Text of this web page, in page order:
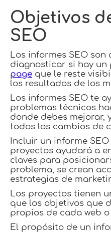
Objetivos
SEO
Los informes SEO
diagnosticar si hay un
page que le reste
los resultados de los
Los informes SEO te
problemas técnicos
donde debes mejorar,
todos los cambios de
Incluir un informe
proyectos ayudará a
claves para
problema, se crean
estrategias de
Los proyectos tienen
que los objetivos que
propios de cada web
El propósito de un